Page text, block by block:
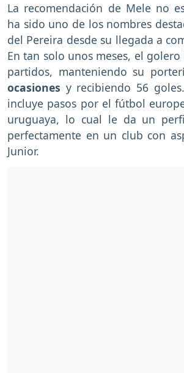
La recomendación de Mele no
ha sido uno de los nombres
del Pereira desde su llegada a
En tan solo unos meses, el
partidos, manteniendo su
ocasiones y recibiendo 56
incluye pasos por el fútbol
uruguaya, lo cual le da un
perfectamente en un club con
Junior.